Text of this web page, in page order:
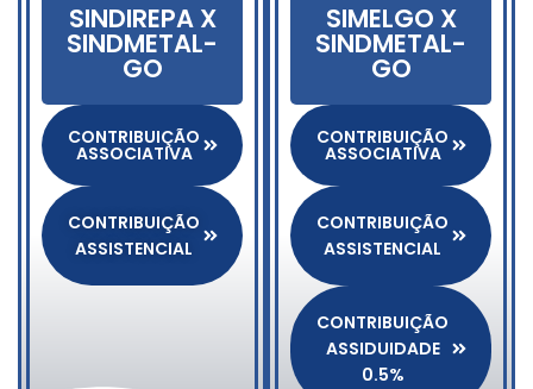
SINDIREPA X
SINDMETAL-
GO
CONTRIBUIÇÃO
ASSOCIATIVA
CONTRIBUIÇÃO
ASSISTENCIAL
SIMELGO X
SINDMETAL-
GO
CONTRIBUIÇÃO
ASSOCIATIVA
CONTRIBUIÇÃO
ASSISTENCIAL
CONTRIBUIÇÃO
ASSIDUIDADE
0.5%